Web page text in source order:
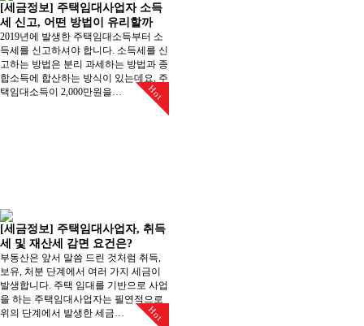
[세금정보] 주택임대사업자 소득
세 신고, 어떤 방법이 유리할까
2019년에 발생한 주택임대소득부터 소
득세를 신고하셔야 합니다. 소득세를 신
고하는 방법은 분리 과세하는 방법과 종
합소득에 합산하는 방식이 있는데요, ​주
택임대소득이 2,000만원을…
Hot
[세금정보] 주택임대사업자, 취득
세 및 재산세 감면 요건은?
부동산은 앞서 말씀 드린 것처럼 취득,
보유, 처분 단계에서 여러 가지 세금이
발생합니다. 주택 임대를 기반으로 사업
을 하는 주택임대사업자는 필연적으로
위의 단계에서 발생한 세금…
Hot